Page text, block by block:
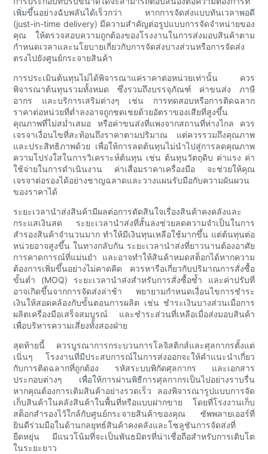
เพิ่มขึ้นอย่างฉับพลันได้เร็วกว่า หากการจัดส่งแบบทันเวลาพอดี
(just-in-time delivery) มีความสำคัญต่อรูปแบบการจัดจำหน่ายของ
คุณ ให้ตรวจสอบความถูกต้องของโรงงานในการส่งมอบสินค้าตาม
กำหนดเวลาและนโยบายเกี่ยวกับการจัดส่งบางส่วนหรือการจัดส่ง
ตรงไปยังศูนย์กระจายสินค้า
การประเมินต้นทุนไม่ได้พิจารณาแค่ราคาต่อหน่วยเท่านั้น ควร
พิจารณาต้นทุนรวมทั้งหมด ซึ่งรวมถึงบรรจุภัณฑ์ ค่าขนส่ง ภาษี
อากร และบริการเสริมต่างๆ เช่น การทดสอบหรือการติดฉลาก
ราคาต่อหน่วยที่ต่ำลงอาจถูกชดเชยด้วยอัตราของเสียที่สูงขึ้น
คุณภาพที่ไม่สม่ำเสมอ หรือค่าขนส่งที่แพงจากสถานที่ห่างไกล ควร
เจรจาเงื่อนไขที่สะท้อนถึงราคาตามปริมาณ แต่ควรรวมถึงคุณภาพ
และประสิทธิภาพด้วย เพื่อให้การลดต้นทุนไม่นำไปสู่การลดคุณภาพ
ความโปร่งใสในการวิเคราะห์ต้นทุน เช่น ต้นทุนวัตถุดิบ ค่าแรง ค่า
ใช้จ่ายในการดำเนินงาน ค่าเสื่อมราคาเครื่องมือ จะช่วยให้คุณ
เจรจาต่อรองได้อย่างชาญฉลาดและวางแผนรับมือกับความผันผวน
ของราคาได้
ระยะเวลานำส่งสินค้ามีผลต่อการตัดสินใจเรื่องสินค้าคงคลังและ
กระแสเงินสด ระยะเวลานำส่งที่สั้นลงช่วยลดความจำเป็นในการ
สำรองสินค้าจำนวนมาก ทำให้มีเงินทุนเหลือใช้มากขึ้น แต่ต้นทุนต่อ
หน่วยอาจสูงขึ้น ในทางกลับกัน ระยะเวลานำส่งที่ยาวนานต้องอาศัย
การคาดการณ์ที่แม่นยำ และอาจทำให้สินค้าหมดสต็อกได้หากความ
ต้องการเพิ่มขึ้นอย่างไม่คาดคิด ควรหารือเกี่ยวกับปริมาณการสั่งซื้อ
ขั้นต่ำ (MOQ) ระยะเวลานำส่งสำหรับการสั่งซื้อซ้ำ และค่าปรับที่
อาจเกิดขึ้นจากการจัดส่งล่าช้า พยายามกำหนดเงื่อนไขการชำระ
เงินให้สอดคล้องกับขั้นตอนการผลิต เช่น ชำระเงินบางส่วนเมื่อการ
ผลิตเครื่องมือเสร็จสมบูรณ์ และชำระส่วนที่เหลือเมื่อส่งมอบสินค้า
เพื่อบริหารความเสี่ยงทั้งสองฝ่าย
สุดท้ายนี้ ควรบูรณาการกระบวนการโลจิสติกส์และศุลกากรตั้งแต่
เนิ่นๆ โรงงานที่มีประสบการณ์ในการส่งออกจะให้คำแนะนำเกี่ยว
กับการติดฉลากที่ถูกต้อง รหัสระบบพิกัดศุลกากร และเอกสาร
ประกอบต่างๆ เพื่อให้การผ่านพิธีการศุลกากรเป็นไปอย่างราบรื่น
หากคุณต้องการเติมสินค้าอย่างรวดเร็ว ลองพิจารณารูปแบบการจัด
เก็บสินค้าในคลังสินค้าในพื้นที่หรือแบบฝากขาย โดยที่โรงงานเก็บ
สต็อกสำรองไว้ใกล้กับศูนย์กระจายสินค้าของคุณ ซัพพลายเออร์ที่
ยินดีร่วมมือในด้านกลยุทธ์สินค้าคงคลังและโซลูชันการจัดส่งที่
ยืดหยุ่น มีแนวโน้มที่จะเป็นพันธมิตรที่น่าเชื่อถือสำหรับการเติบโต
ในระยะยาว